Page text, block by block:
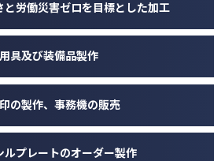
と労働災害ゼロを目標とした加工
用具及び装備品製作
の製作、事務機の販売
ルプレートのオーダー製作